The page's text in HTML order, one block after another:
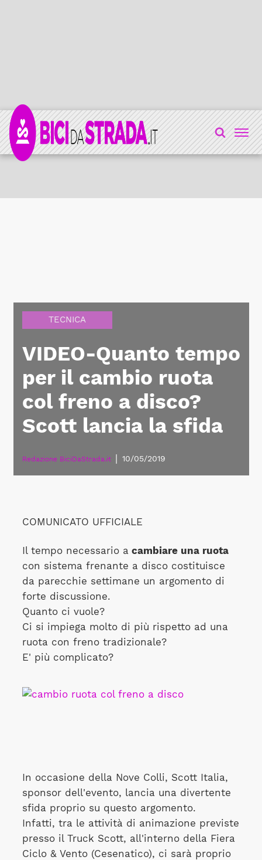
TECNICA
VIDEO-Quanto tempo
per il cambio ruota
col freno a disco?
Scott lancia la sfida
Redazione BiciDaStrada.it 10/05/2019
COMUNICATO UFFICIALE
Il tempo necessario a cambiare una ruota
con sistema frenante a disco costituisce
da parecchie settimane un argomento di
forte discussione.
Quanto ci vuole?
Ci si impiega molto di più rispetto ad una
ruota con freno tradizionale?
E' più complicato?
In occasione della Nove Colli, Scott Italia,
sponsor dell'evento, lancia una divertente
sfida proprio su questo argomento.
Infatti, tra le attività di animazione previste
presso il Truck Scott, all'interno della Fiera
Ciclo & Vento (Cesenatico), ci sarà proprio